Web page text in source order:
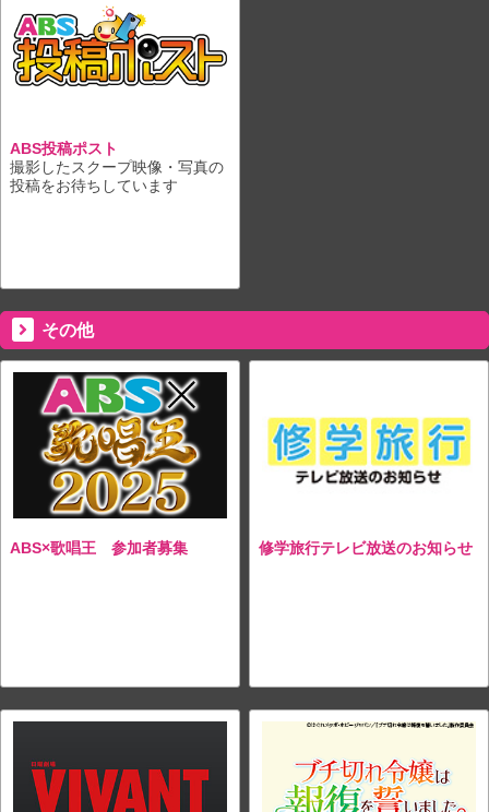
ABS投稿ポスト
撮影したスクープ映像・写真の
投稿をお待ちしています
その他
ABS×歌唱王 参加者募集 修学旅行テレビ放送のお知らせ